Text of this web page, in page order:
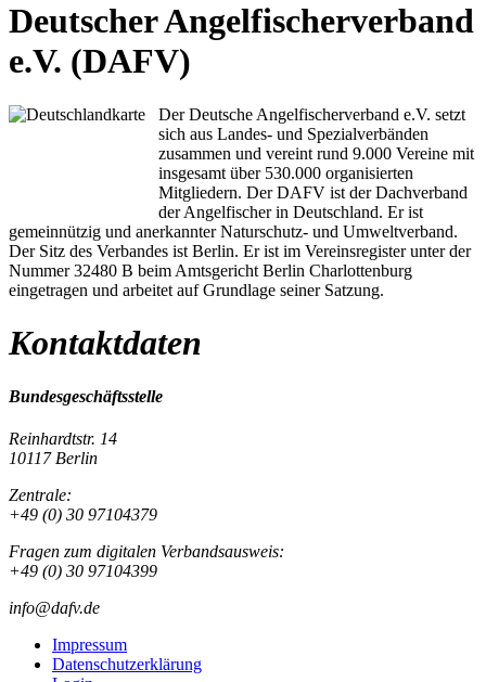
Deutscher Angelfischerverband
e.V. (DAFV)
Der Deutsche Angelfischerverband e.V. setzt
sich aus Landes- und Spezialverbänden
zusammen und vereint rund 9.000 Vereine mit
insgesamt über 530.000 organisierten
Mitgliedern. Der DAFV ist der Dachverband
der Angelfischer in Deutschland. Er ist
gemeinnützig und anerkannter Naturschutz- und Umweltverband.
Der Sitz des Verbandes ist Berlin. Er ist im Vereinsregister unter der
Nummer 32480 B beim Amtsgericht Berlin Charlottenburg
eingetragen und arbeitet auf Grundlage seiner Satzung.
Kontaktdaten
Bundesgeschäftsstelle
Reinhardtstr. 14
10117 Berlin
Zentrale:
+49 (0) 30 97104379
Fragen zum digitalen Verbandsausweis:
+49 (0) 30 97104399
info@dafv.de
Impressum
Datenschutzerklärung